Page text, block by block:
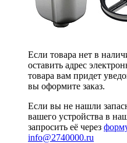
Если товара нет в
оставить адрес
товара вам придет
вы оформите заказ.
Если вы не нашли
вашего устройства в
запросить её через
info@2740000.ru